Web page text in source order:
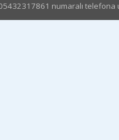
numaralı telefona